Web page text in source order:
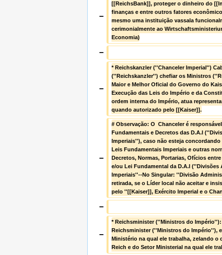
−
[[ReichsBank]], proteger o dinheiro do
finanças e entre outros fatores
mesmo uma instituição vassala
cerimonialmente ao
Economia)
−
−
* Reichskanzler (''Chanceler Imperial'')
(''Reichskanzler'') chefiar os Ministros
Maior e Melhor Oficial do Governo do
Execução das Leis do Império e da
ordem interna do Império, atua
quando autorizado pelo [[Kaiser]].
−
# Observação: O  Chanceler é
Fundamentais e Decretos das D.A.I
Imperiais''), caso não esteja
Leis Fundamentais Imperiais e outras
Decretos, Normas, Portarias, Ofícios
e/ou Lei Fundamental da D.A.I (''Divisões
Imperiais''--No Singular: ''Divisão
retirada, se o Líder local não aceitar e
pelo ''[[Kaiser]], Exército Imperial e o
−
−
* Reichsminister (''Ministros do Império''):
Reichsminister (''Ministros do Império''),
Ministério na qual ele trabalha, zelando o
Reich e do Setor Ministerial na qual ele